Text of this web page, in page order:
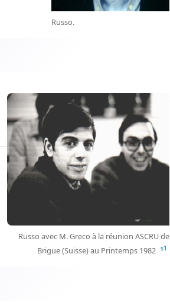
Russo.
Russo avec M. Greco à la réunion ASCRU de
Brigue (Suisse) au Printemps 1982 s1